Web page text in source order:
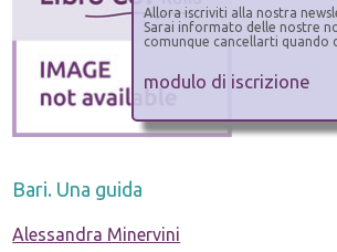
Bari. Una guida
Alessandra Minervini
Allora iscriviti alla nostra
Sarai informato delle nostre
comunque cancellarti quando
modulo di iscrizione